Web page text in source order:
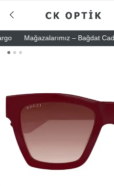
Mağazalarımız – Bağdat